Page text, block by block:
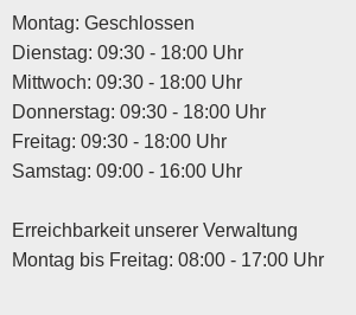
Montag: Geschlossen
Dienstag: 09:30 - 18:00 Uhr
Mittwoch: 09:30 - 18:00 Uhr
Donnerstag: 09:30 - 18:00 Uhr
Freitag: 09:30 - 18:00 Uhr
Samstag: 09:00 - 16:00 Uhr
Erreichbarkeit unserer Verwaltung
Montag bis Freitag: 08:00 - 17:00 Uhr